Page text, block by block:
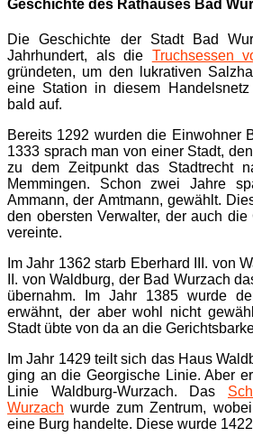
Geschichte des Rathauses Bad
Die Geschichte der Stadt Bad
Jahrhundert, als die Truchsessen
gründeten, um den lukrativen
eine Station in diesem
bald auf.
Bereits 1292 wurden die Einwohner
1333 sprach man von einer Stadt,
zu dem Zeitpunkt das Stadtrecht
Memmingen. Schon zwei Jahre
Ammann, der Amtmann, gewählt.
den obersten Verwalter, der auch
vereinte.
Im Jahr 1362 starb Eberhard III. von
II. von Waldburg, der Bad Wurzach
übernahm. Im Jahr 1385 wurde
erwähnt, der aber wohl nicht
Stadt übte von da an die
Im Jahr 1429 teilt sich das Haus
ging an die Georgische Linie. Aber
Linie Waldburg-Wurzach. Das
Wurzach wurde zum Zentrum,
eine Burg handelte. Diese wurde